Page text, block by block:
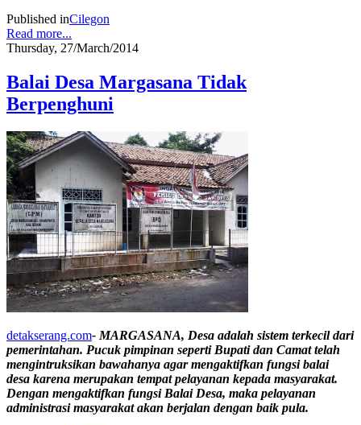
Published inCilegon
Read more...
Thursday, 27/March/2014
Balai Desa Margasana Tidak
Berpenghuni
detakserang.com- MARGASANA, Desa adalah sistem terkecil dari
pemerintahan. Pucuk pimpinan seperti Bupati dan Camat telah
mengintruksikan bawahanya agar mengaktifkan fungsi balai
desa karena merupakan tempat pelayanan kepada masyarakat.
Dengan mengaktifkan fungsi Balai Desa, maka pelayanan
administrasi masyarakat akan berjalan dengan baik pula.